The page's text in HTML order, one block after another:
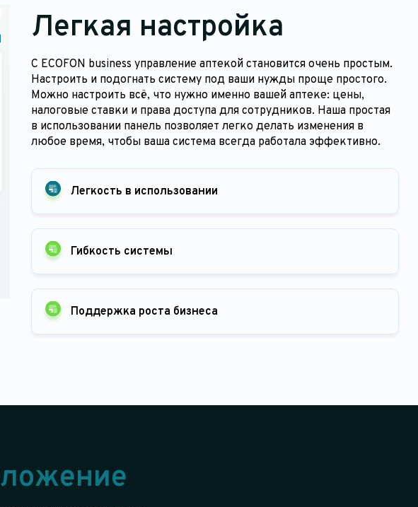
Легкая настройка
С ECOFON business управление аптекой становится очень простым.
Настроить и подогнать систему под ваши нужды проще простого.
Можно настроить всё, что нужно именно вашей аптеке: цены,
налоговые ставки и права доступа для сотрудников. Наша простая
в использовании панель позволяет легко делать изменения в
любое время, чтобы ваша система всегда работала эффективно.
Легкость в использовании
Гибкость системы
Поддержка роста бизнеса